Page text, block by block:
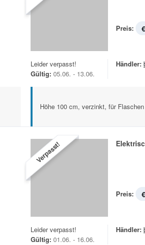
Preis:
Leider verpasst!
Gültig: 05.06. - 13.06.
Händler:
Höhe 100 cm, verzinkt, für
Verpasst!
Preis:
Leider verpasst!
Gültig: 01.06. - 16.06.
Händler: